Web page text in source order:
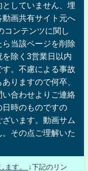
していません、埋
画共有サイト元へ
コンテンツに関し
当該ページを削除
除く3営業日以内
。不慮による事故
りますので何卒、
い合わせよりご連絡
日時のものですの
います。動画サム
その点ご理解いた
ます。
↓下記のリン